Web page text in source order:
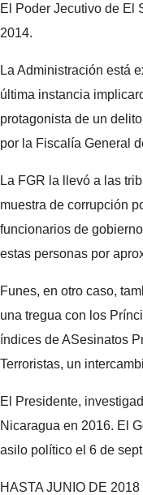
El Poder Jecutivo de El
2014.
La Administración está
última instancia
protagonista de un
por la Fiscalía General
La FGR la llevó a las
muestra de corrupción
funcionarios de
estas personas por
Funes, en otro caso,
una tregua con los
índices de ASesinatos
Terroristas, un
El Presidente,
Nicaragua en 2016. El
asilo político el 6 de
HASTA JUNIO DE